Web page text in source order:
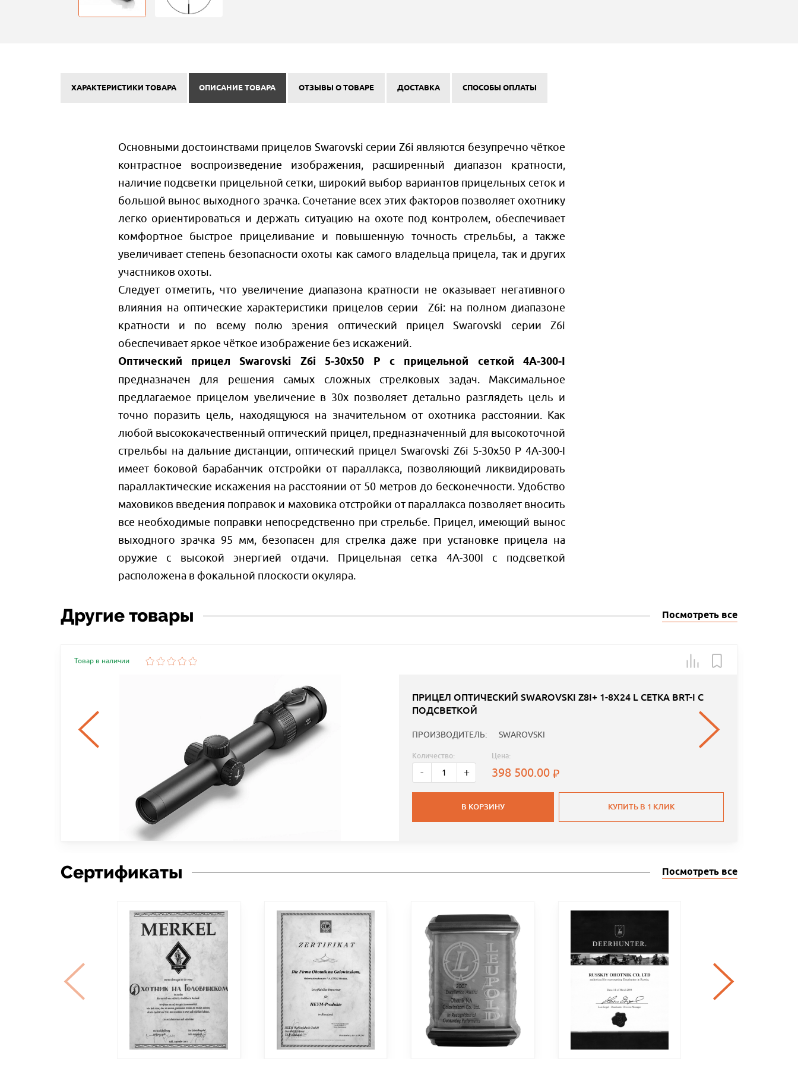
ХАРАКТЕРИСТИКИ ТОВАРА ОПИСАНИЕ ТОВАРА ОТЗЫВЫ О ТОВАРЕ ДОСТАВКА СПОСОБЫ ОПЛАТЫ
Основными достоинствами прицелов Swarovski серии Z6i являются безупречно чёткое
контрастное воспроизведение изображения, расширенный диапазон кратности,
наличие подсветки прицельной сетки, широкий выбор вариантов прицельных сеток и
большой вынос выходного зрачка. Сочетание всех этих факторов позволяет охотнику
легко ориентироваться и держать ситуацию на охоте под контролем, обеспечивает
комфортное быстрое прицеливание и повышенную точность стрельбы, а также
увеличивает степень безопасности охоты как самого владельца прицела, так и других
участников охоты.
Следует отметить, что увеличение диапазона кратности не оказывает негативного
влияния на оптические характеристики прицелов серии Z6i: на полном диапазоне
кратности и по всему полю зрения оптический прицел Swarovski серии Z6i
обеспечивает яркое чёткое изображение без искажений.
Оптический прицел Swarovski Z6i 5-30x50 P с прицельной сеткой 4A-300-I
предназначен для решения самых сложных стрелковых задач. Максимальное
предлагаемое прицелом увеличение в 30х позволяет детально разглядеть цель и
точно поразить цель, находящуюся на значительном от охотника расстоянии. Как
любой высококачественный оптический прицел, предназначенный для высокоточной
стрельбы на дальние дистанции, оптический прицел Swarovski Z6i 5-30x50 P 4A-300-I
имеет боковой барабанчик отстройки от параллакса, позволяющий ликвидировать
параллактические искажения на расстоянии от 50 метров до бесконечности. Удобство
маховиков введения поправок и маховика отстройки от параллакса позволяет вносить
все необходимые поправки непосредственно при стрельбе. Прицел, имеющий вынос
выходного зрачка 95 мм, безопасен для стрелка даже при установке прицела на
оружие с высокой энергией отдачи. Прицельная сетка 4А-300I с подсветкой
расположена в фокальной плоскости окуляра.
Другие товары Посмотреть все
Товар в наличии
ПРИЦЕЛ ОПТИЧЕСКИЙ SWAROVSKI Z8I+ 1-8X24 L СЕТКА BRT-I С
ПОДСВЕТКОЙ
ПРОИЗВОДИТЕЛЬ: SWAROVSKI
Количество:
- +
Цена:
398 500.00
В КОРЗИНУ КУПИТЬ В 1 КЛИК
Сертификаты Посмотреть все